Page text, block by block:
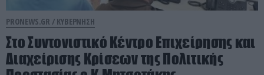
PRONEWS.GR / ΚΥΒΕΡΝΗΣΗ
Στο Συντονιστικό Κέντρο Επιχείρησης και
Διαχείρισης Κρίσεων της Πολιτικής